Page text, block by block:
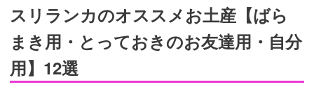
スリランカのオススメお土産【ばら
まき用・とっておきのお友達用・自分
用】12選